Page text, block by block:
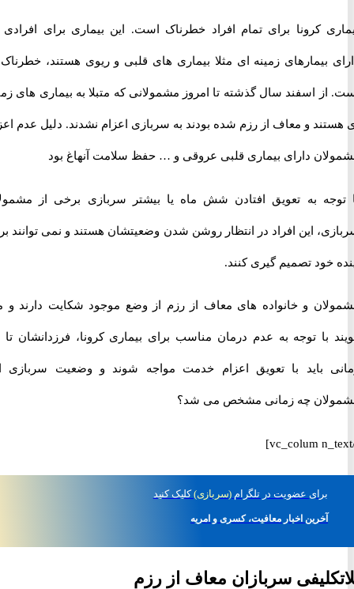
کرونا برای تمام افراد خطرناک است. این بیماری برای افرادی که
بیمارهای زمینه ای مثلا بیماری های قلبی و ریوی هستند، خطرناک تر
اسفند سال گذشته تا امروز مشمولانی که متبلا به بیماری های زمینه
و معاف از رزم شده بودند به سربازی اعزام نشدند. دلیل عدم اعزام
دارای بیماری قلبی عروقی و … حفظ سلامت آنهاغ بود
به تعویق افتادن شش ماه یا بیشتر سربازی برخی از مشمولان
این افراد در انتظار روشن شدن وضعیتشان هستند و نمی توانند برای
خود تصمیم گیری کنند.
و خانواده های معاف از رزم از وضع موجود شکایت دارند و می
با توجه به عدم درمان مناسب برای بیماری کرونا، فرزدانشان تا چه
باید با تعویق اعزام خدمت مواجه شوند و وضعیت سربازی این
چه زمانی مشخص می شد؟
عضویت در تلگرام(سربازی) کلیک کنید
آخرین اخبار معافیت، کسری و امریه
سربازان معاف از رزم